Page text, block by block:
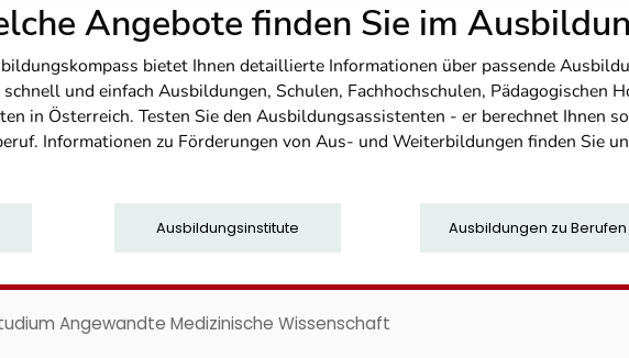
Angebote finden Sie im
bietet Ihnen detaillierte Informationen über passende
und einfach Ausbildungen, Schulen, Fachhochschulen, Pädagogischen
in Österreich. Testen Sie den Ausbildungsassistenten - er berechnet Ihnen
Informationen zu Förderungen von Aus- und Weiterbildungen finden Sie
Ausbildungsinstitute Ausbildungen zu Berufen
Angewandte Medizinische Wissenschaft